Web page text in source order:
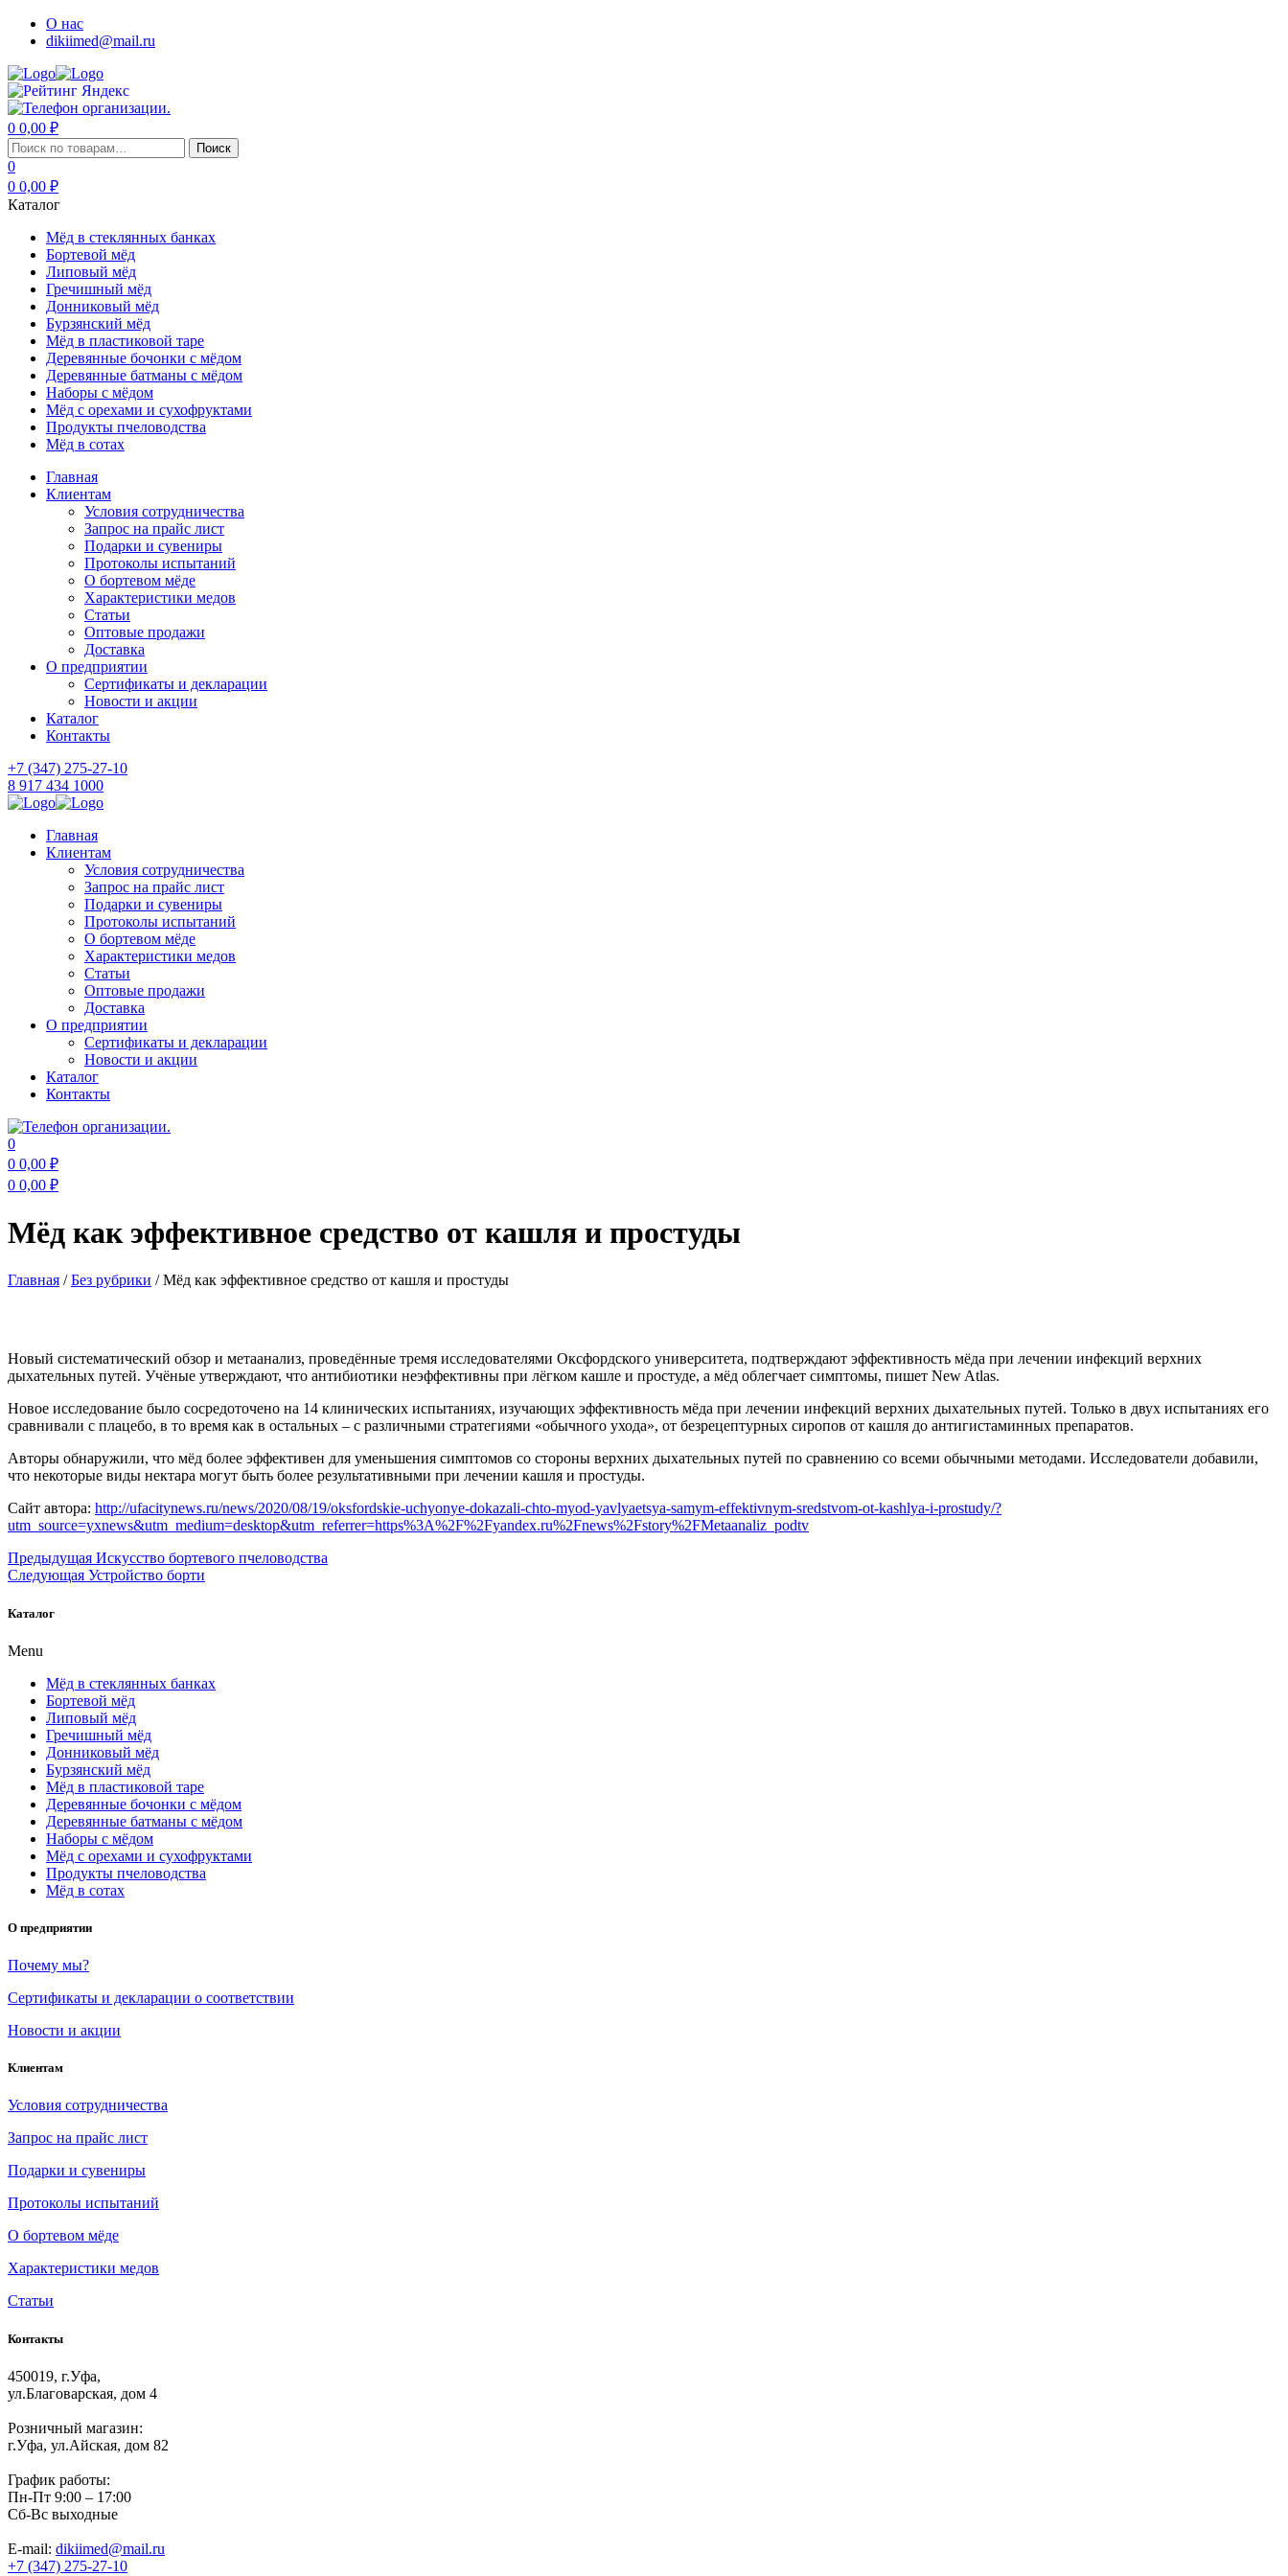
О нас
dikiimed@mail.ru
0 0,00 ₽
Меню
Искать: Поиск
0
0 0,00 ₽
Каталог
Мёд в стеклянных банках
Бортевой мёд
Липовый мёд
Гречишный мёд
Донниковый мёд
Бурзянский мёд
Мёд в пластиковой таре
Деревянные бочонки с мёдом
Деревянные батманы с мёдом
Наборы с мёдом
Мёд с орехами и сухофруктами
Продукты пчеловодства
Мёд в сотах
Главная
Клиентам
Условия сотрудничества
Запрос на прайс лист
Подарки и сувениры
Протоколы испытаний
О бортевом мёде
Характеристики медов
Статьи
Оптовые продажи
Доставка
О предприятии
Сертификаты и декларации
Новости и акции
Каталог
Контакты
+7 (347) 275-27-10
8 917 434 1000
Главная
Клиентам
Условия сотрудничества
Запрос на прайс лист
Подарки и сувениры
Протоколы испытаний
О бортевом мёде
Характеристики медов
Статьи
Оптовые продажи
Доставка
О предприятии
Сертификаты и декларации
Новости и акции
Каталог
Контакты
0
0 0,00 ₽
0 0,00 ₽
Мёд как эффективное средство от кашля и простуды
Главная /Без рубрики /Мёд как эффективное средство от кашля и простуды
Новый систематический обзор и метаанализ, проведённые тремя исследователями Оксфордского университета, подтверждают эффективность мёда при лечении инфекций верхних
дыхательных путей. Учёные утверждают, что антибиотики неэффективны при лёгком кашле и простуде, а мёд облегчает симптомы, пишет New Atlas.
Новое исследование было сосредоточено на 14 клинических испытаниях, изучающих эффективность мёда при лечении инфекций верхних дыхательных путей. Только в двух испытаниях его
сравнивали с плацебо, в то время как в остальных – с различными стратегиями «обычного ухода», от безрецептурных сиропов от кашля до антигистаминных препаратов.
Авторы обнаружили, что мёд более эффективен для уменьшения симптомов со стороны верхних дыхательных путей по сравнению со всеми обычными методами. Исследователи добавили,
что некоторые виды нектара могут быть более результативными при лечении кашля и простуды.
Сайт автора: http://ufacitynews.ru/news/2020/08/19/oksfordskie-uchyonye-dokazali-chto-myod-yavlyaetsya-samym-effektivnym-sredstvom-ot-kashlya-i-prostudy/?
utm_source=yxnews&utm_medium=desktop&utm_referrer=https%3A%2F%2Fyandex.ru%2Fnews%2Fstory%2FMetaanaliz_podtv
Навигация
по
записям
Предыдущая Искусство бортевого пчеловодства
Следующая Устройство борти
Каталог
Menu
Мёд в стеклянных банках
Бортевой мёд
Липовый мёд
Гречишный мёд
Донниковый мёд
Бурзянский мёд
Мёд в пластиковой таре
Деревянные бочонки с мёдом
Деревянные батманы с мёдом
Наборы с мёдом
Мёд с орехами и сухофруктами
Продукты пчеловодства
Мёд в сотах
О предприятии
Почему мы?
Сертификаты и декларации о соответствии
Новости и акции
Клиентам
Условия сотрудничества
Запрос на прайс лист
Подарки и сувениры
Протоколы испытаний
О бортевом мёде
Характеристики медов
Статьи
Контакты
450019, г.Уфа,
ул.Благоварская, дом 4
Розничный магазин:
г.Уфа, ул.Айская, дом 82
График работы:
Пн-Пт 9:00 – 17:00
Сб-Вс выходные
E-mail: dikiimed@mail.ru
+7 (347) 275-27-10